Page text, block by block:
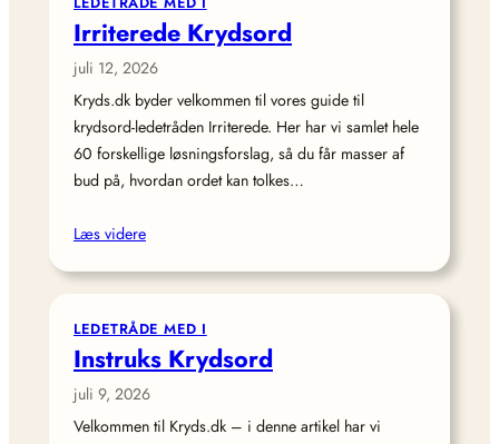
Irriterede Krydsord
juli 12, 2026
Kryds.dk byder velkommen til vores guide til
krydsord-ledetråden Irriterede. Her har vi samlet hele
60 forskellige løsningsforslag, så du får masser af
bud på, hvordan ordet kan tolkes…
Læs videre
LEDETRÅDE MED I
Instruks Krydsord
juli 9, 2026
Velkommen til Kryds.dk – i denne artikel har vi